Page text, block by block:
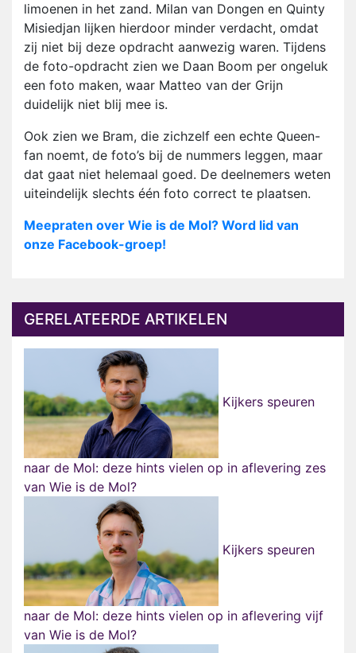
limoenen in het zand. Milan van Dongen en Quinty
Misiedjan lijken hierdoor minder verdacht, omdat
zij niet bij deze opdracht aanwezig waren. Tijdens
de foto-opdracht zien we Daan Boom per ongeluk
een foto maken, waar Matteo van der Grijn
duidelijk niet blij mee is.
Ook zien we Bram, die zichzelf een echte Queen-
fan noemt, de foto’s bij de nummers leggen, maar
dat gaat niet helemaal goed. De deelnemers weten
uiteindelijk slechts één foto correct te plaatsen.
Meepraten over Wie is de Mol? Word lid van
onze Facebook-groep!
GERELATEERDE ARTIKELEN
Kijkers speuren
naar de Mol: deze hints vielen op in aflevering zes
van Wie is de Mol?
Kijkers speuren
naar de Mol: deze hints vielen op in aflevering vijf
van Wie is de Mol?